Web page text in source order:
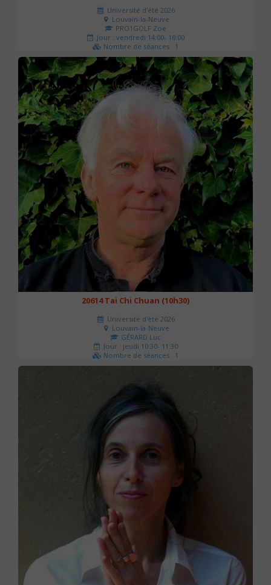
Université d'été 2026
Louvain-la-Neuve
PRO1GOLF Zoé
Jour : vendredi 14:00- 16:00
Nombre de séances : 1
45 €
20614 Tai Chi Chuan (10h30)
Université d'été 2026
Louvain-la-Neuve
GÉRARD Luc
Jour : jeudi 10:30- 11:30
Nombre de séances : 1
0 €